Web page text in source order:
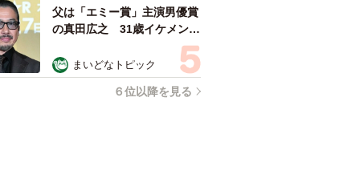
父は「エミー賞」主演男優賞
の真田広之 31歳イケメン俳
優が長髪ヒゲのワイルド近影
「ガチヒロさんそっくり」
「新たな一面もステキ」
まいどなトピック
６位以降を見る